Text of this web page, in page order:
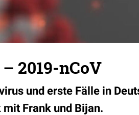
2019-nCoV
und erste Fälle in
Frank und Bijan.